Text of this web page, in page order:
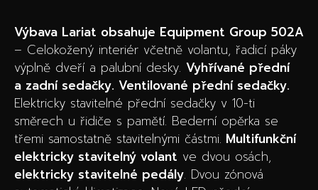
Výbava Lariat obsahuje Equipment Group 502A
– Celokožený interiér včetně volantu, řadicí páky
výplně dveří a palubní desky. Vyhřívané přední
a zadní sedačky. Ventilované přední sedačky.
Elektricky stavitelné přední sedačky v 10-ti
směrech u řidiče s pamětí. Bederní opěrka se
třemi samostatně stavitelnými částmi. Multifunkční
elektricky stavitelný volant ve dvou osách,
elektricky stavitelné pedály. Dvou zónová